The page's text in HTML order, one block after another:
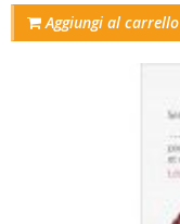
Aggiungi al carrello